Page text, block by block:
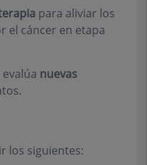
para aliviar los
el cáncer en etapa
nuevas
los siguientes: